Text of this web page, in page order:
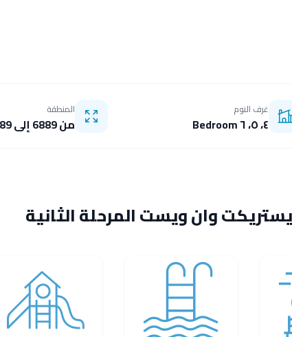
غرف النوم
٤، ٥، ٦ Bedroom
المنطقة
من 6889 إلى 112389 قدم مربع
وان ويست المرحلة الثانية